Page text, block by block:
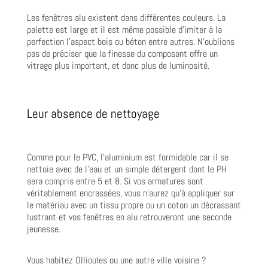
Les fenêtres alu existent dans différentes couleurs. La
palette est large et il est même possible d’imiter à la
perfection l’aspect bois ou béton entre autres. N’oublions
pas de préciser que la finesse du composant offre un
vitrage plus important, et donc plus de luminosité.
Leur absence de nettoyage
Comme pour le PVC, l’aluminium est formidable car il se
nettoie avec de l’eau et un simple détergent dont le PH
sera compris entre 5 et 8. Si vos armatures sont
véritablement encrassées, vous n’aurez qu’à appliquer sur
le matériau avec un tissu propre ou un coton un décrassant
lustrant et vos fenêtres en alu retrouveront une seconde
jeunesse.
Vous habitez Ollioules ou une autre ville voisine ?